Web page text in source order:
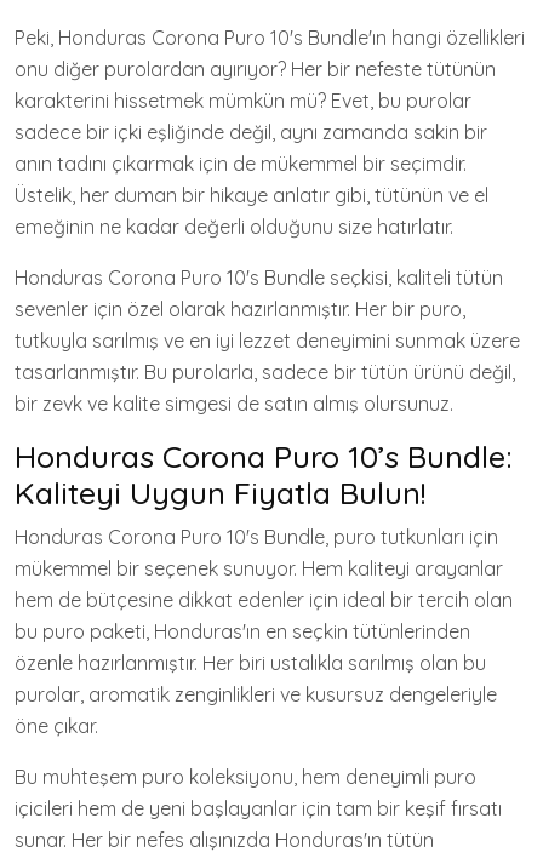
Peki, Honduras Corona Puro 10's Bundle'ın hangi özellikleri
onu diğer purolardan ayırıyor? Her bir nefeste tütünün
karakterini hissetmek mümkün mü? Evet, bu purolar
sadece bir içki eşliğinde değil, aynı zamanda sakin bir
anın tadını çıkarmak için de mükemmel bir seçimdir.
Üstelik, her duman bir hikaye anlatır gibi, tütünün ve el
emeğinin ne kadar değerli olduğunu size hatırlatır.
Honduras Corona Puro 10's Bundle seçkisi, kaliteli tütün
sevenler için özel olarak hazırlanmıştır. Her bir puro,
tutkuyla sarılmış ve en iyi lezzet deneyimini sunmak üzere
tasarlanmıştır. Bu purolarla, sadece bir tütün ürünü değil,
bir zevk ve kalite simgesi de satın almış olursunuz.
Honduras Corona Puro 10’s Bundle:
Kaliteyi Uygun Fiyatla Bulun!
Honduras Corona Puro 10's Bundle, puro tutkunları için
mükemmel bir seçenek sunuyor. Hem kaliteyi arayanlar
hem de bütçesine dikkat edenler için ideal bir tercih olan
bu puro paketi, Honduras'ın en seçkin tütünlerinden
özenle hazırlanmıştır. Her biri ustalıkla sarılmış olan bu
purolar, aromatik zenginlikleri ve kusursuz dengeleriyle
öne çıkar.
Bu muhteşem puro koleksiyonu, hem deneyimli puro
içicileri hem de yeni başlayanlar için tam bir keşif fırsatı
sunar. Her bir nefes alışınızda Honduras'ın tütün